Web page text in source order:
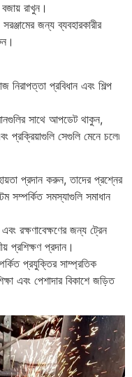
রাখুন।
জন্য ব্যবহারকারীর
প্রবিধান এবং শিল্প
সাথে আপডেট থাকুন,
প্রক্রিয়াগুলি সেগুলি মেনে চলে৷
প্রদান করুন, তাদের প্রশ্নের
সম্পর্কিত সমস্যাগুলি সমাধান
এবং রক্ষণাবেক্ষণের জন্য ট্রেন
প্রশিক্ষণ প্রদান।
প্রযুক্তির সাম্প্রতিক
এবং পেশাদার বিকাশে জড়িত